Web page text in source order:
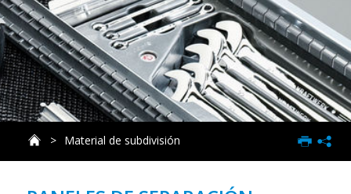
Material de subdivisión